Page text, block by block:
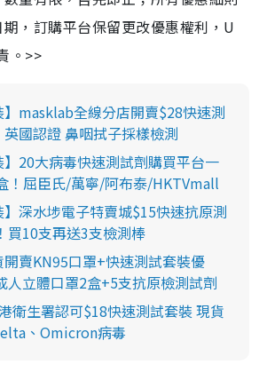
，訂購平台保留更改優惠權利，U
。>>
】masklab全線分店開賣$28快速測
國認證 鼻咽拭子採樣檢測
】20大病毒快速測試劑購買平台一
！屈臣氏/萬寧/阿布泰/HKTVmall
】深水埗電子特賣城$15快速抗原測
買10支再送3支檢測棒
賣KN95口罩+快速測試套裝優
人立體口罩2盒+5支抗原檢測試劑
衛生署認可$18快速測試套裝 現貨
、Omicron病毒